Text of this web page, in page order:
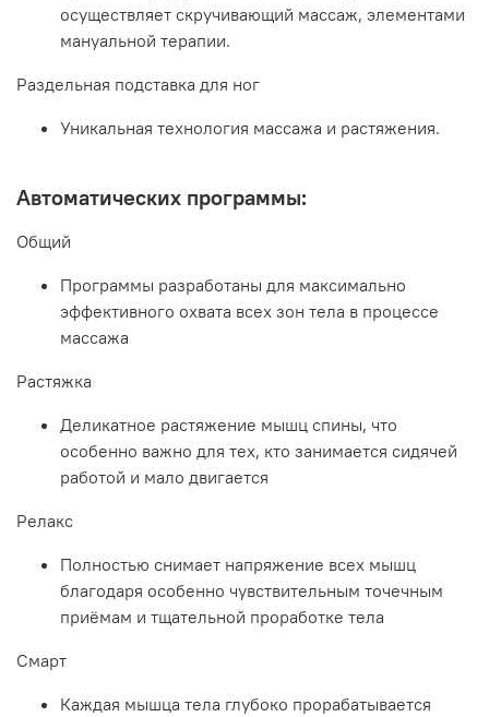
осуществляет скручивающий массаж, элементами
мануальной терапии.
Раздельная подставка для ног
Уникальная технология массажа и растяжения.
Автоматических программы:
Общий
Программы разработаны для максимально
эффективного охвата всех зон тела в процессе
массажа
Растяжка
Деликатное растяжение мышц спины, что
особенно важно для тех, кто занимается сидячей
работой и мало двигается
Релакс
Полностью снимает напряжение всех мышц
благодаря особенно чувствительным точечным
приёмам и тщательной проработке тела
Смарт
Каждая мышца тела глубоко прорабатывается